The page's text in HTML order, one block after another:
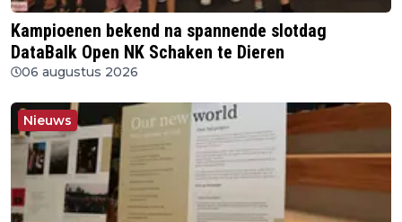
Kampioenen bekend na spannende slotdag
DataBalk Open NK Schaken te Dieren
06 augustus 2026
Nieuws